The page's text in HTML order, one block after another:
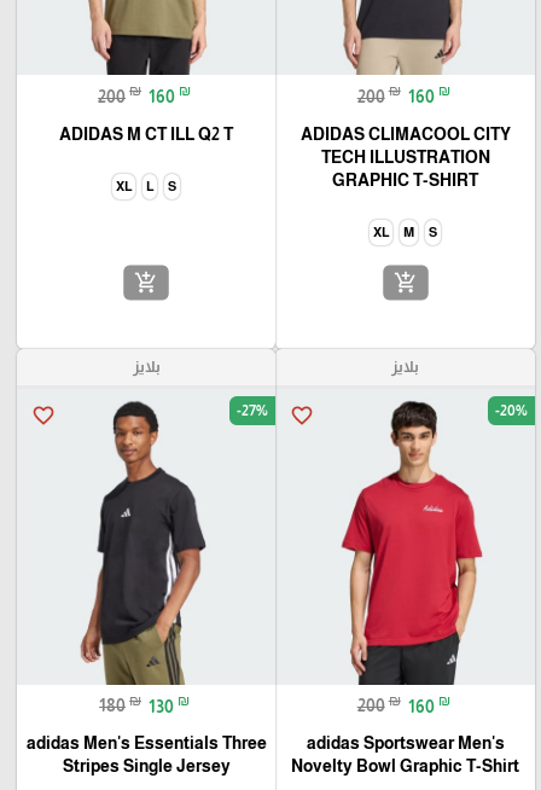
200 ₪ 160 ₪
ADIDAS CLIMACOOL CITY
TECH ILLUSTRATION
GRAPHIC T-SHIRT
S
M
XL
add_shopping_cart
200 ₪ 160 ₪
ADIDAS M CT ILL Q2 T
S
L
XL
add_shopping_cart
بلايز
favorite_border -20%
200 ₪ 160 ₪
adidas Sportswear Men's
Novelty Bowl Graphic T-Shirt
بلايز
favorite_border -27%
180 ₪ 130 ₪
adidas Men's Essentials Three
Stripes Single Jersey